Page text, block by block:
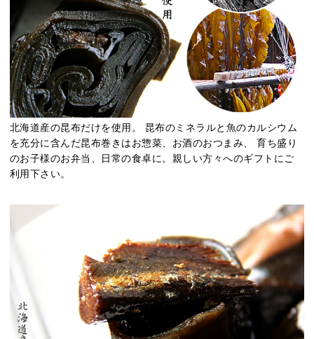
北海道産の昆布だけを使用。 昆布のミネラルと魚のカルシウム
を充分に含んだ昆布巻きはお惣菜、お酒のおつまみ、 育ち盛り
のお子様のお弁当、日常の食卓に。親しい方々へのギフトにご
利用下さい。